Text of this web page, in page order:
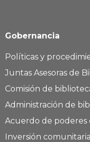
Gobernancia
Políticas y
Juntas Asesoras de
Comisión de
Administración de
Acuerdo de poderes
Inversión